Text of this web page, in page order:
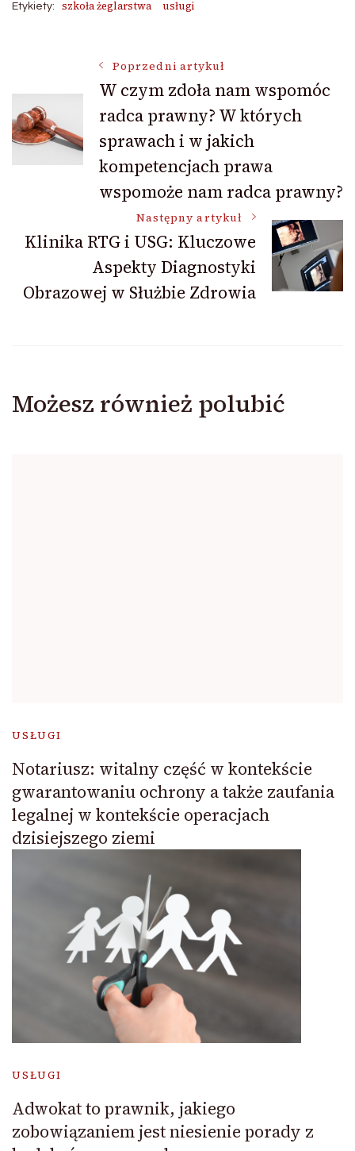
Etykiety: szkoła żeglarstwa usługi
Nawigacja
wpisu
Poprzedni artykuł
W czym zdoła nam wspomóc
radca prawny? W których
sprawach i w jakich
kompetencjach prawa
wspomoże nam radca prawny?
Następny artykuł
Klinika RTG i USG: Kluczowe
Aspekty Diagnostyki
Obrazowej w Służbie Zdrowia
Możesz również polubić
USŁUGI
Notariusz: witalny część w kontekście
gwarantowaniu ochrony a także zaufania
legalnej w kontekście operacjach
dzisiejszego ziemi
USŁUGI
Adwokat to prawnik, jakiego
zobowiązaniem jest niesienie porady z